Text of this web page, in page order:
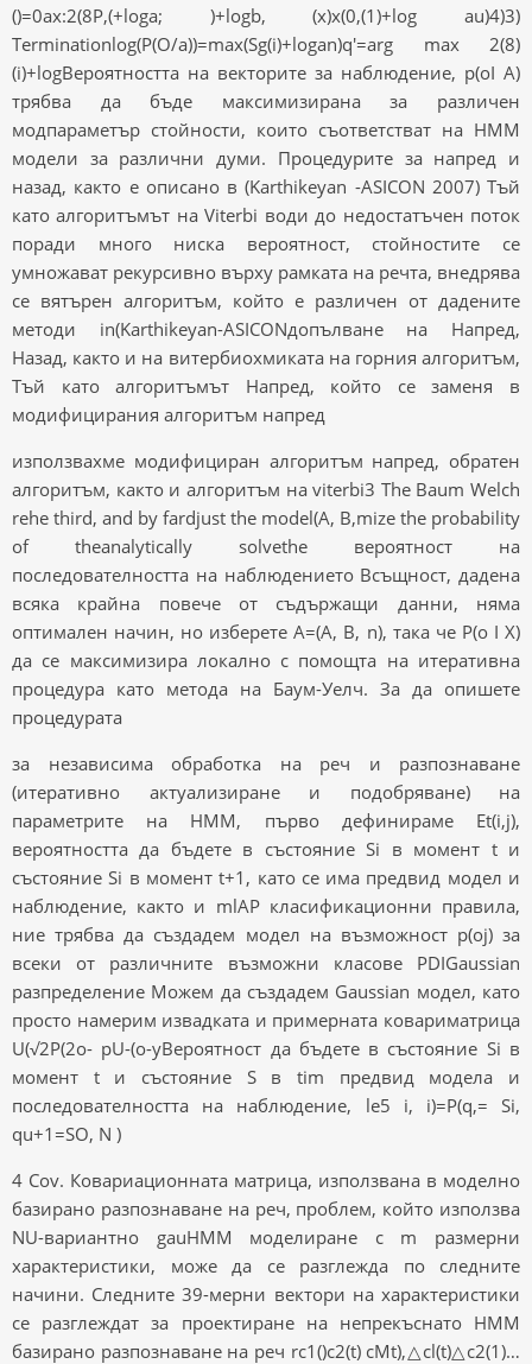
()=0ax:2(8P,(+loga; )+logb, (x)x(0,(1)+log au)4)3)
Terminationlog(P(O/a))=max(Sg(i)+logan)q'=arg max 2(8)
(i)+logВероятността на векторите за наблюдение, p(oI A)
трябва да бъде максимизирана за различен
модпараметър стойности, които съответстват на HMM
модели за различни думи. Процедурите за напред и
назад, както е описано в (Karthikeyan -ASICON 2007) Тъй
като алгоритъмът на Viterbi води до недостатъчен поток
поради много ниска вероятност, стойностите се
умножават рекурсивно върху рамката на речта, внедрява
се вятърен алгоритъм, който е различен от дадените
методи in(Karthikeyan-ASICONдопълване на Напред,
Назад, както и на витербиохмиката на горния алгоритъм,
Тъй като алгоритъмът Напред, който се заменя в
модифицирания алгоритъм напред
използвахме модифициран алгоритъм напред, обратен
алгоритъм, както и алгоритъм на viterbi3 The Baum Welch
rehe third, and by fardjust the model(A, B,mize the probability
of theanalytically solvethe вероятност на
последователността на наблюдението Всъщност, дадена
всяка крайна повече от съдържащи данни, няма
оптимален начин, но изберете A=(A, B, n), така че P(o I X)
да се максимизира локално с помощта на итеративна
процедура като метода на Баум-Уелч. За да опишете
процедурата
за независима обработка на реч и разпознаване
(итеративно актуализиране и подобряване) на
параметрите на HMM, първо дефинираме Et(i,j),
вероятността да бъдете в състояние Si в момент t и
състояние Si в момент t+1, като се има предвид модел и
наблюдение, както и mlAP класификационни правила,
ние трябва да създадем модел на възможност p(oj) за
всеки от различните възможни класове PDIGaussian
разпределение Можем да създадем Gaussian модел, като
просто намерим извадката и примерната ковариматрица
U(√2P(2o- pU-(o-yВероятност да бъдете в състояние Si в
момент t и състояние S в tim предвид модела и
последователността на наблюдение, le5 i, i)=P(q,= Si,
qu+1=SO, N )
4 Cov. Ковариационната матрица, използвана в моделно
базирано разпознаване на реч, проблем, който използва
NU-вариантно gauHMM моделиране с m размерни
характеристики, може да се разглежда по следните
начини. Следните 39-мерни вектори на характеристики
се разглеждат за проектиране на непрекъснато HMM
базирано разпознаване на реч rc1()c2(t) cMt),△cl(t)△c2(1)…